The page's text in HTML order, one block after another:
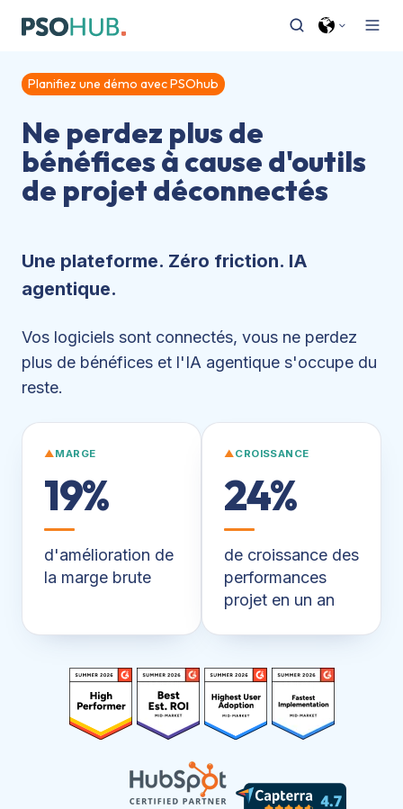
Planifiez une démo avec PSOhub
Ne perdez plus de
bénéfices à cause d'outils
de projet déconnectés
Une plateforme. Zéro friction. IA
agentique.
Vos logiciels sont connectés, vous ne perdez
plus de bénéfices et l'IA agentique s'occupe du
reste.
▲ MARGE
19%
d'amélioration de
la marge brute
▲ CROISSANCE
24%
de croissance des
performances
projet en un an